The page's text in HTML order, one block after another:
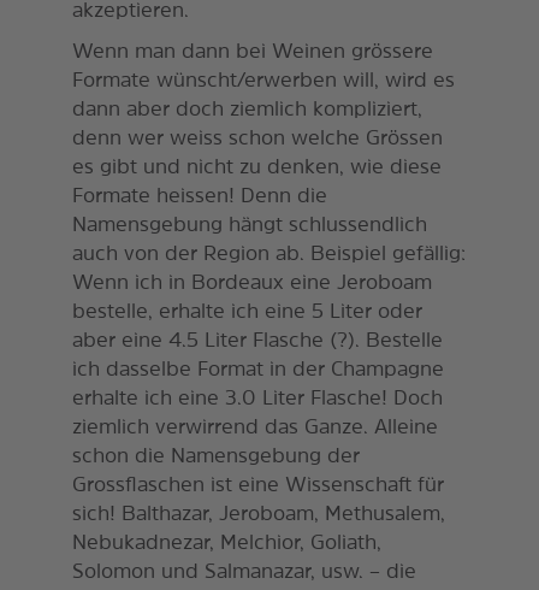
akzeptieren.
Wenn man dann bei Weinen grössere
Formate wünscht/erwerben will, wird es
dann aber doch ziemlich kompliziert,
denn wer weiss schon welche Grössen
es gibt und nicht zu denken, wie diese
Formate heissen! Denn die
Namensgebung hängt schlussendlich
auch von der Region ab. Beispiel gefällig:
Wenn ich in Bordeaux eine Jeroboam
bestelle, erhalte ich eine 5 Liter oder
aber eine 4.5 Liter Flasche (?). Bestelle
ich dasselbe Format in der Champagne
erhalte ich eine 3.0 Liter Flasche! Doch
ziemlich verwirrend das Ganze. Alleine
schon die Namensgebung der
Grossflaschen ist eine Wissenschaft für
sich! Balthazar, Jeroboam, Methusalem,
Nebukadnezar, Melchior, Goliath,
Solomon und Salmanazar, usw. – die